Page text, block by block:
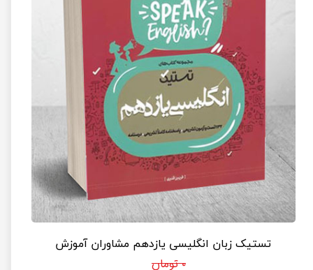
تستیک زبان انگلیسی یازدهم مشاوران آموزش
۰ تومان